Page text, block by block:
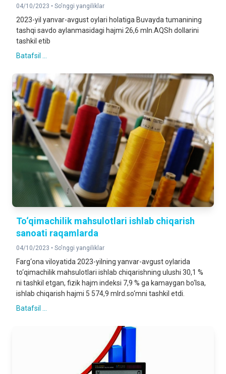
04/10/2023 • So'nggi yangiliklar
2023-yil yanvar-avgust oylari holatiga Buvayda tumanining
tashqi savdo aylanmasidagi hajmi 26,6 mln.AQSh dollarini
tashkil etib
Batafsil ...
To‘qimachilik mahsulotlari ishlab chiqarish
sanoati raqamlarda
04/10/2023 • So'nggi yangiliklar
Farg‘ona viloyatida 2023-yilning yanvar-avgust oylarida
to‘qimachilik mahsulotlari ishlab chiqarishning ulushi 30,1 %
ni tashkil etgan, fizik hajm indeksi 7,9 % ga kamaygan bo‘lsa,
ishlab chiqarish hajmi 5 574,9 mlrd.so‘mni tashkil etdi.
Batafsil ...